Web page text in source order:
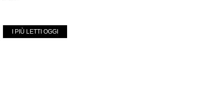
I PIÙ LETTI OGGI